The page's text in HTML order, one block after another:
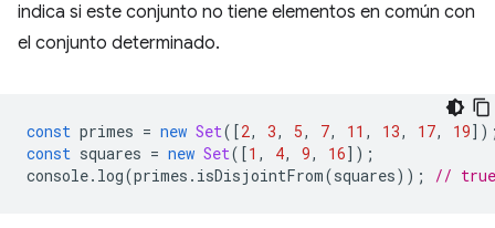
indica si este conjunto no tiene elementos en común con
el conjunto determinado.
const primes = new Set([2, 3, 5, 7, 11 , 13, 17, 19
const squares = new Set([1 , 4, 9, 16]);
console. log(primes . isDisjointFrom(squares)); // true